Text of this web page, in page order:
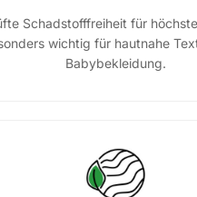
Schadstofffreiheit für
wichtig für hautnahe
Babybekleidung.